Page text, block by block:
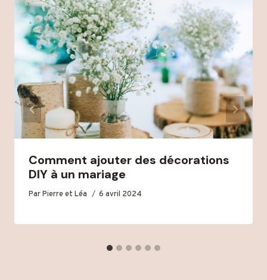
Comment ajouter des décorations
DIY à un mariage
ParPierre et Léa 6 avril 2024